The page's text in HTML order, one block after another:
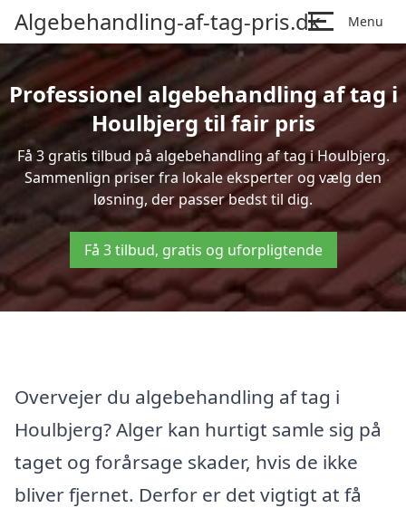
Algebehandling-af-tag-pris.dk Menu
Professionel algebehandling af tag i
Houlbjerg til fair pris
Få 3 gratis tilbud på algebehandling af tag i Houlbjerg.
Sammenlign priser fra lokale eksperter og vælg den
løsning, der passer bedst til dig.
Få 3 tilbud, gratis og uforpligtende
Overvejer du algebehandling af tag i
Houlbjerg? Alger kan hurtigt samle sig på
taget og forårsage skader, hvis de ikke
bliver fjernet. Derfor er det vigtigt at få